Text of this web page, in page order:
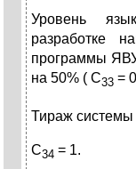
Уровень
разработке
программы ЯВУ
на 50% ( С33 =
Тираж системы
С34 = 1.